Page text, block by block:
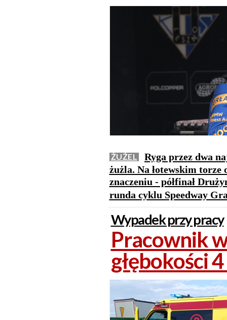
ŻUŻEL
Ryga przez dwa
żużla. Na łotewskim
znaczeniu - półfinał
runda cyklu Speedway
Wypadek przy pracy
Pracownik
głębokości